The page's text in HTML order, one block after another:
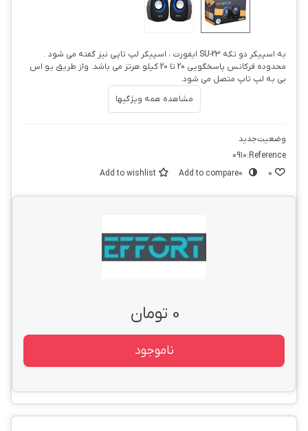
به اسپیکر دو تکه SU-23 ایفورت ، اسپیکر لپ تاپی نیز گفته می شود .
محدوده فرکانس پاسخگویی 20 تا 20 کیلو هرتز می باشد. واز طریق یو اس
بی به لپ تاپ متصل می شود.
مشاهده همه ویژگیها
وضعیتجدید
Reference:
0910
0
Add to compare0
Add to wishlist
0 تومان
ناموجود